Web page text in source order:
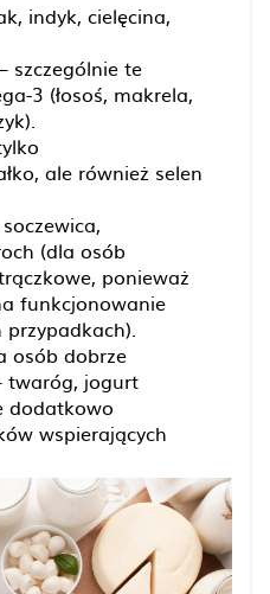
indyk, cielęcina,
szczególnie te
3 (łosoś, makrela,
ale również selen
(dla osób
ponieważ
funkcjonowanie
osób dobrze
twaróg, jogurt
dodatkowo
wspierających